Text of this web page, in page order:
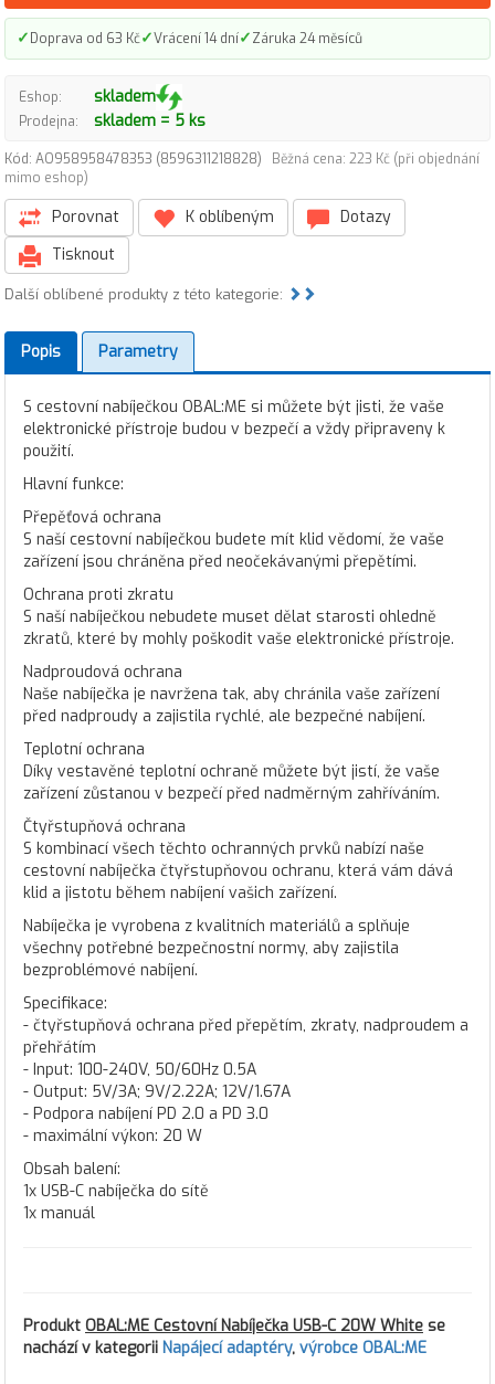
✓Doprava od 63 Kč✓Vrácení 14 dní✓Záruka 24 měsíců
Eshop: skladem
Prodejna: skladem = 5 ks
Kód: AO958958478353 (8596311218828)
Běžná cena: 223 Kč (při objednání
mimo eshop)
Porovnat K oblíbeným
Dotazy
Tisknout
Další oblíbené produkty z této kategorie:
Popis Parametry
S cestovní nabíječkou OBAL:ME si můžete být jisti, že vaše
elektronické přístroje budou v bezpečí a vždy připraveny k
použití.
Hlavní funkce:
Přepěťová ochrana
S naší cestovní nabíječkou budete mít klid vědomí, že vaše
zařízení jsou chráněna před neočekávanými přepětími.
Ochrana proti zkratu
S naší nabíječkou nebudete muset dělat starosti ohledně
zkratů, které by mohly poškodit vaše elektronické přístroje.
Nadproudová ochrana
Naše nabíječka je navržena tak, aby chránila vaše zařízení
před nadproudy a zajistila rychlé, ale bezpečné nabíjení.
Teplotní ochrana
Díky vestavěné teplotní ochraně můžete být jistí, že vaše
zařízení zůstanou v bezpečí před nadměrným zahříváním.
Čtyřstupňová ochrana
S kombinací všech těchto ochranných prvků nabízí naše
cestovní nabíječka čtyřstupňovou ochranu, která vám dává
klid a jistotu během nabíjení vašich zařízení.
Nabíječka je vyrobena z kvalitních materiálů a splňuje
všechny potřebné bezpečnostní normy, aby zajistila
bezproblémové nabíjení.
Specifikace:
- čtyřstupňová ochrana před přepětím, zkraty, nadproudem a
přehřátím
- Input: 100-240V, 50/60Hz 0.5A
- Output: 5V/3A; 9V/2.22A; 12V/1.67A
- Podpora nabíjení PD 2.0 a PD 3.0
- maximální výkon: 20 W
Obsah balení:
1x USB-C nabíječka do sítě
1x manuál
Produkt OBAL:ME Cestovní Nabíječka USB-C 20W White se
nachází v kategorii Napájecí adaptéry, výrobce OBAL:ME